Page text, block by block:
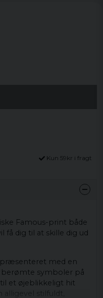
Kun 59kr i fragt
Famous-print både
få dig til at skille dig ud
med en
berømte symboler på
et øjeblikkeligt hit
stilfuldt,